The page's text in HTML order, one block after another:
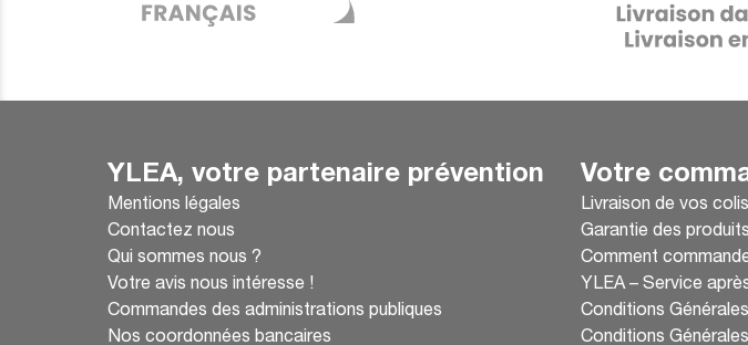
YLEA, votre partenaire prévention
Mentions légales
Contactez nous
Qui sommes nous ?
Votre avis nous intéresse !
Commandes des administrations publiques
Nos coordonnées bancaires
Votre
Livraison de vos colis
Garantie des produits
Comment
YLEA – Service
Conditions
Conditions